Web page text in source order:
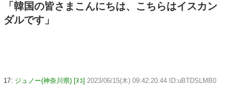
「韓国の皆さまこんにちは、こちらはイスカン
ダルです」
17: ジュノー(神奈川県) [ﾇｺ] 2023/06/15(木) 09:42:20.44 ID:uBTDSLMB0